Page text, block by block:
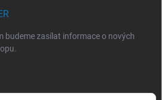
budeme zasílat informace o nových